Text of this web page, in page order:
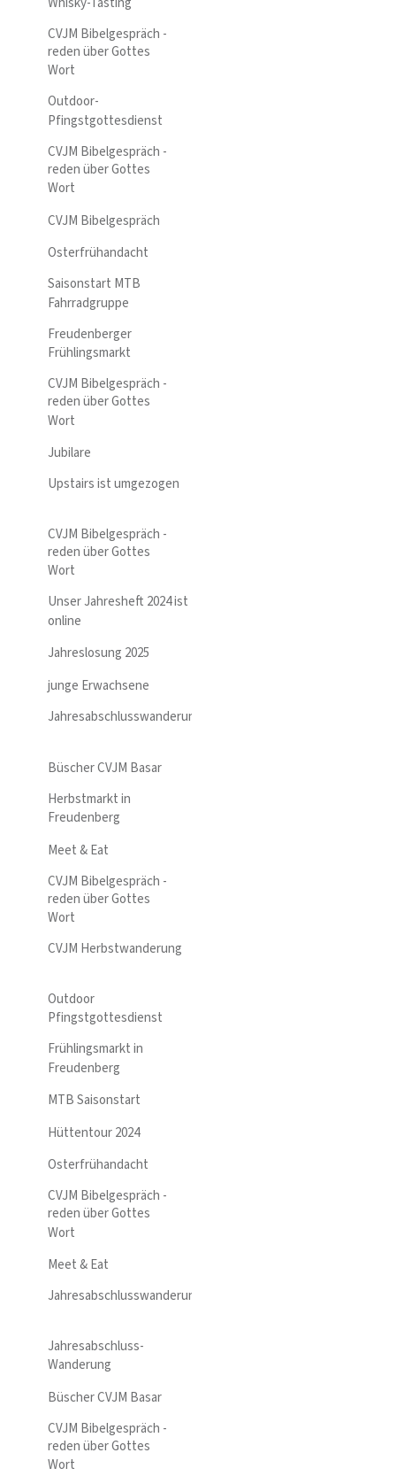
CVJM Bibelgespräch -
reden über Gottes
Wort
Outdoor-
Pfingstgottesdienst
CVJM Bibelgespräch -
reden über Gottes
Wort
CVJM Bibelgespräch
Osterfrühandacht
Saisonstart MTB
Fahrradgruppe
Freudenberger
Frühlingsmarkt
CVJM Bibelgespräch -
reden über Gottes
Wort
Jubilare
Upstairs ist umgezogen
CVJM Bibelgespräch -
reden über Gottes
Wort
Unser Jahresheft 2024 ist
online
Jahreslosung 2025
junge Erwachsene
Jahresabschlusswanderung
Büscher CVJM Basar
Herbstmarkt in
Freudenberg
Meet & Eat
CVJM Bibelgespräch -
reden über Gottes
Wort
CVJM Herbstwanderung
Outdoor
Pfingstgottesdienst
Frühlingsmarkt in
Freudenberg
MTB Saisonstart
Hüttentour 2024
Osterfrühandacht
CVJM Bibelgespräch -
reden über Gottes
Wort
Meet & Eat
Jahresabschlusswanderung
Jahresabschluss-
Wanderung
Büscher CVJM Basar
CVJM Bibelgespräch -
reden über Gottes
Wort